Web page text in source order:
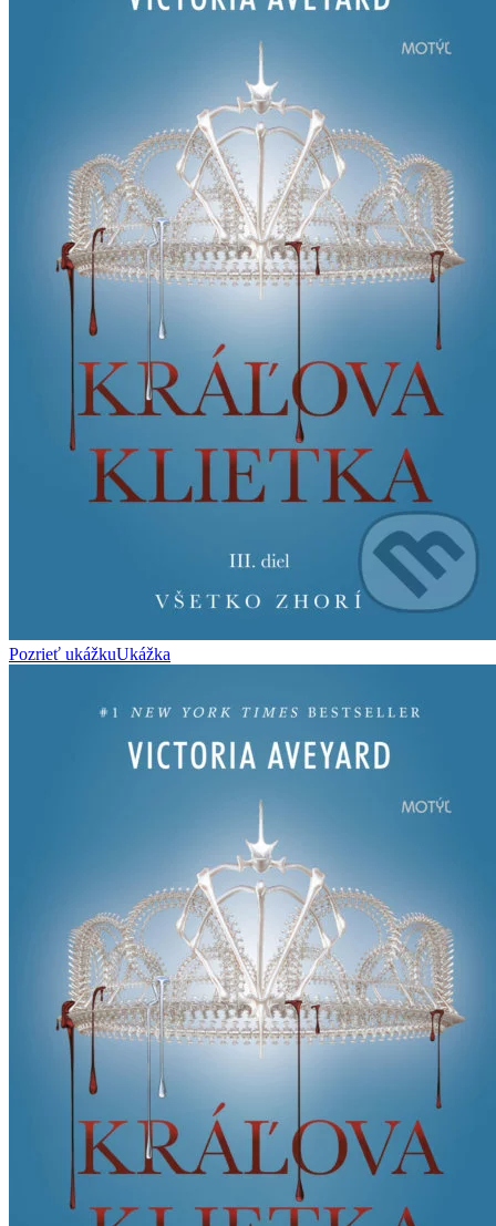
Pozrieť ukážkuUkážka